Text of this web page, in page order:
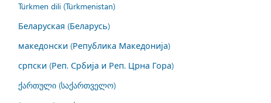
Türkmen dili (Türkmenistan)
Беларуская (Беларусь)
македонски (Република Македонија)
српски (Реп. Србија и Реп. Црна Гора)
ქართული (საქართველო)